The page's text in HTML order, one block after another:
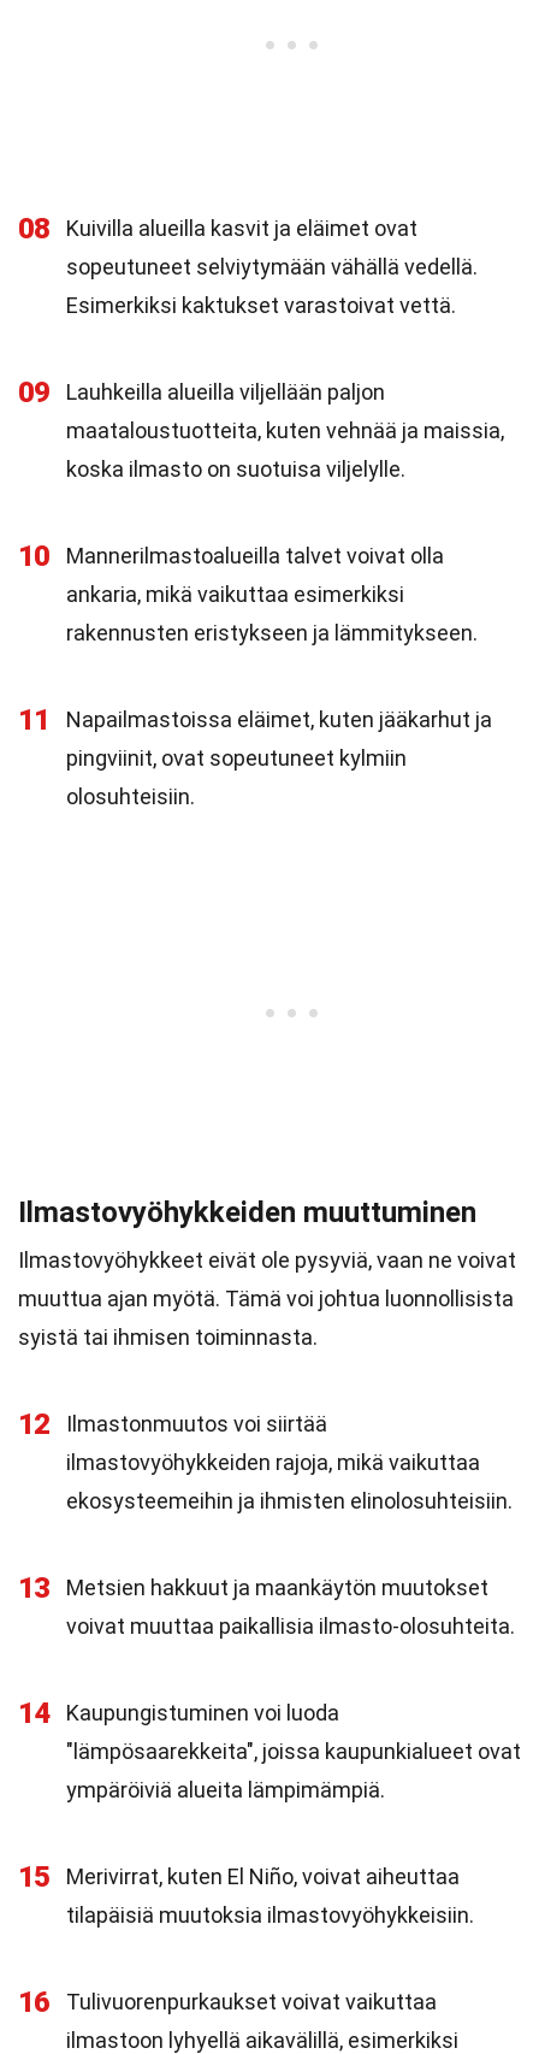
08
Kuivilla alueilla kasvit ja eläimet ovat
sopeutuneet selviytymään vähällä vedellä.
Esimerkiksi kaktukset varastoivat vettä.
09
Lauhkeilla alueilla viljellään paljon
maataloustuotteita, kuten vehnää ja maissia,
koska ilmasto on suotuisa viljelylle.
10
Mannerilmastoalueilla talvet voivat olla
ankaria, mikä vaikuttaa esimerkiksi
rakennusten eristykseen ja lämmitykseen.
11
Napailmastoissa eläimet, kuten jääkarhut ja
pingviinit, ovat sopeutuneet kylmiin
olosuhteisiin.
Ilmastovyöhykkeiden muuttuminen
Ilmastovyöhykkeet eivät ole pysyviä, vaan ne voivat
muuttua ajan myötä. Tämä voi johtua luonnollisista
syistä tai ihmisen toiminnasta.
12
Ilmastonmuutos voi siirtää
ilmastovyöhykkeiden rajoja, mikä vaikuttaa
ekosysteemeihin ja ihmisten elinolosuhteisiin.
13
Metsien hakkuut ja maankäytön muutokset
voivat muuttaa paikallisia ilmasto-olosuhteita.
14
Kaupungistuminen voi luoda
"lämpösaarekkeita", joissa kaupunkialueet ovat
ympäröiviä alueita lämpimämpiä.
15
Merivirrat, kuten El Niño, voivat aiheuttaa
tilapäisiä muutoksia ilmastovyöhykkeisiin.
16
Tulivuorenpurkaukset voivat vaikuttaa
ilmastoon lyhyellä aikavälillä, esimerkiksi